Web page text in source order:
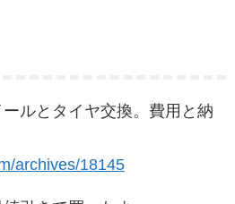
ルとタイヤ交換。費用と納
archives/18145